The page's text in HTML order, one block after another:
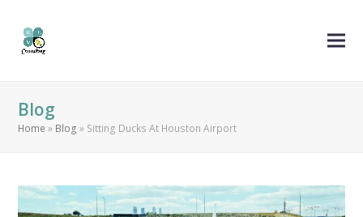
Blog
Home » Blog » Sitting Ducks At Houston Airport